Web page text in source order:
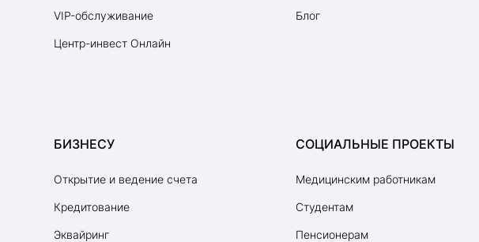
VIP-обслуживание
Центр-инвест Онлайн
БИЗНЕСУ
Открытие и ведение счета
Кредитование
Эквайринг
Блог
СОЦИАЛЬНЫЕ ПРОЕКТЫ
Медицинским работникам
Студентам
Пенсионерам